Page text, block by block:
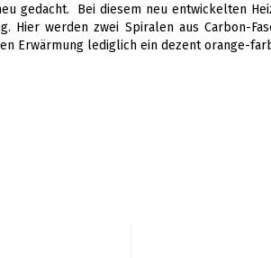
gedacht. Bei diesem neu entwickelten
Hier werden zwei Spiralen aus Carbon-
Erwärmung lediglich ein dezent orange-